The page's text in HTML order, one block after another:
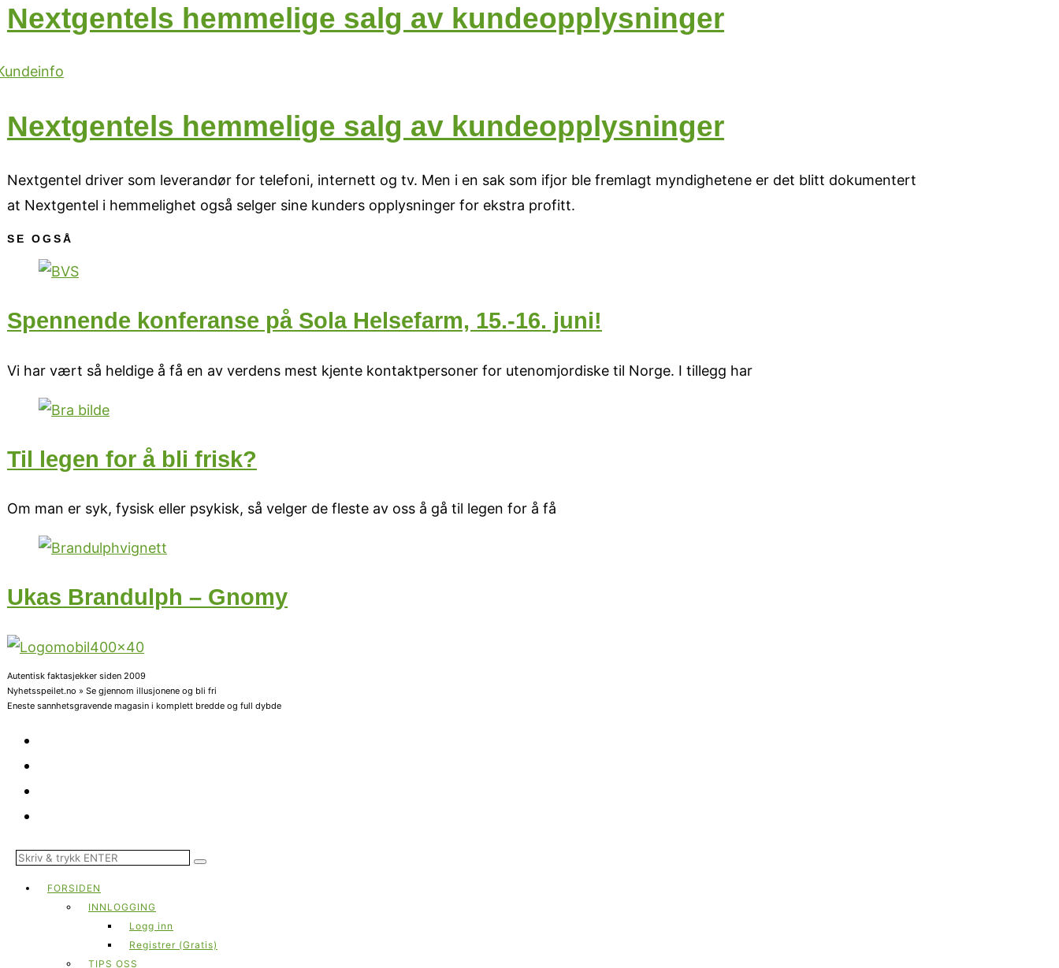
Nextgentels hemmelige salg av kundeopplysninger
Nextgentels hemmelige salg av kundeopplysninger
Nextgentel driver som leverandør for telefoni, internett og tv. Men i en sak som ifjor ble fremlagt myndighetene er det blitt dokumentert
at Nextgentel i hemmelighet også selger sine kunders opplysninger for ekstra profitt.
SE OGSÅ
Spennende konferanse på Sola Helsefarm, 15.-16. juni!
Vi har vært så heldige å få en av verdens mest kjente kontaktpersoner for utenomjordiske til Norge. I tillegg har
Til legen for å bli frisk?
Om man er syk, fysisk eller psykisk, så velger de fleste av oss å gå til legen for å få
Ukas Brandulph – Gnomy
Autentisk faktasjekker siden 2009
Nyhetsspeilet.no » Se gjennom illusjonene og bli fri
Eneste sannhetsgravende magasin i komplett bredde og full dybde
FORSIDEN
INNLOGGING
Logg inn
Registrer (Gratis)
TIPS OSS